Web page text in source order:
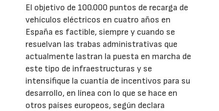
El objetivo de 100.000 puntos de recarga de
vehículos eléctricos en cuatro años en
España es factible, siempre y cuando se
resuelvan las trabas administrativas que
actualmente lastran la puesta en marcha de
este tipo de infraestructuras y se
intensifique la cuantía de incentivos para su
desarrollo, en línea con lo que se hace en
otros países europeos, según declara